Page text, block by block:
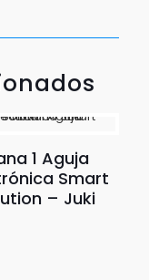
1 Aguja
Smart
– Juki